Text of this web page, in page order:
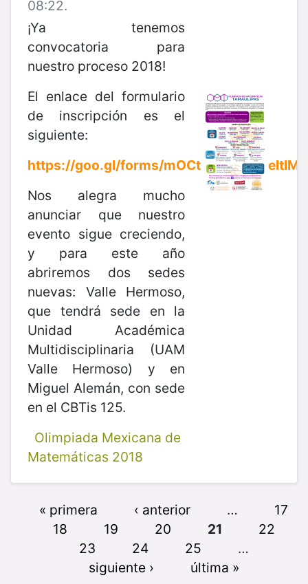
08:22.
¡Ya tenemos
convocatoria para
nuestro proceso 2018!
El enlace del formulario
de inscripción es el
siguiente:
https://goo.gl/forms/mOCtzD6wHGGeltIM2
Nos alegra mucho
anunciar que nuestro
evento sigue creciendo,
y para este año
abriremos dos sedes
nuevas: Valle Hermoso,
que tendrá sede en la
Unidad Académica
Multidisciplinaria (UAM
Valle Hermoso) y en
Miguel Alemán, con sede
en el CBTis 125.
Olimpiada Mexicana de
Matemáticas 2018
« primera ‹ anterior …
17
18
19 20 21
22
23
24 25
…
siguiente ›
última »